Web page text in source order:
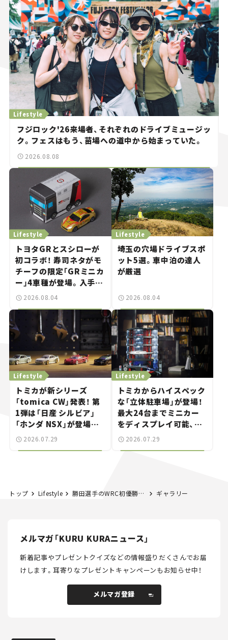
フジロック'26来場者、それぞれのドライブミュージッ
ク。フェスはもう、苗場への道中から始まっていた。
Lifestyle
2026.08.08
トヨタGRとスシローが
初コラボ！ 寿司ネタがモ
チーフの限定「GRミニカ
ー」4車種が登場。入手方
法は？【クルマとホビー】
Lifestyle
2026.08.04
埼玉の穴場ドライブスポ
ット5選。車中泊の達人
が厳選
Lifestyle
2026.08.04
トミカが新シリーズ
「tomica CW」発表！ 第
1弾は「日産 シルビア」
「ホンダ NSX」が登場。
世界が注目す
Lifestyle
2026.07.29
トミカからハイスペック
な「立体駐車場」が登場！
最大24台までミニカー
をディスプレイ可能、特
別な「日産 GT-R
Lifestyle
2026.07.29
トップ Lifestyle 勝田選手のWRC初優勝記念グッズも出る！ GAZOO Racingが「ラリージャパン2026」グッズを発売 ギャラリー
メルマガ「KURU KURAニュース」
新着記事やプレゼントクイズなどの情報盛りだくさんでお届
けします。耳寄りなプレゼントキャンペーンもお知らせ中！
メルマガ登録